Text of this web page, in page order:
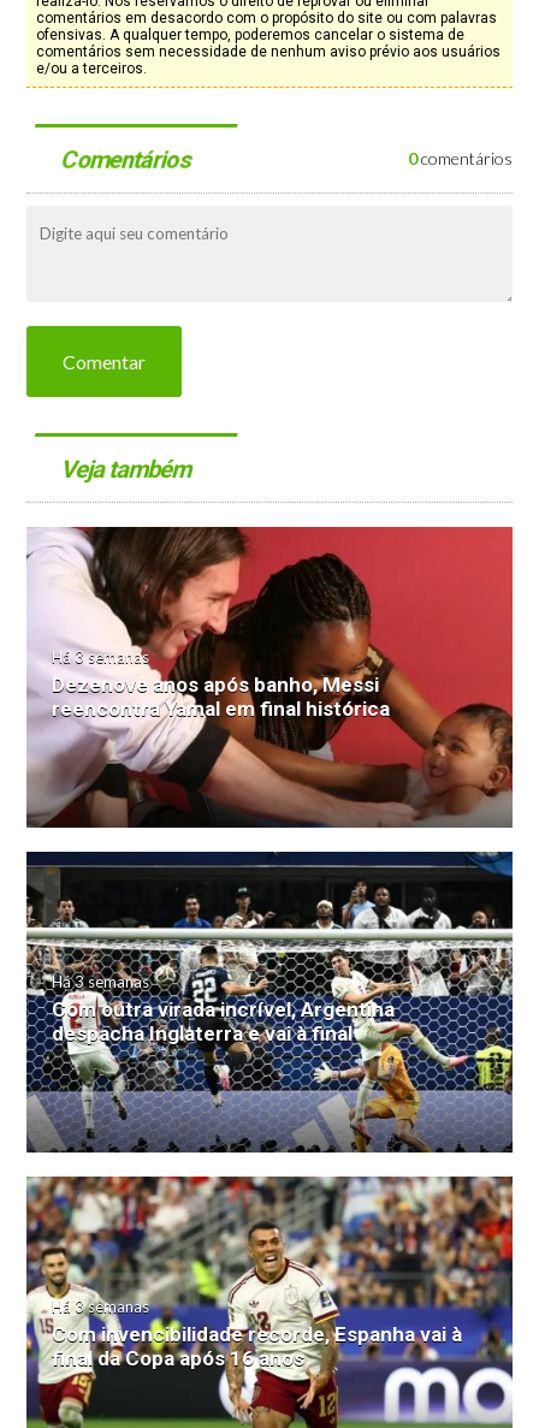
comentários em desacordo com o propósito do site ou com palavras
ofensivas. A qualquer tempo, poderemos cancelar o sistema de
comentários sem necessidade de nenhum aviso prévio aos usuários
e/ou a terceiros.
Comentários 0comentários
Comentar
Veja também
Há 3 semanas
Dezenove anos após banho, Messi
reencontra Yamal em final histórica
Há 3 semanas
Com outra virada incrível, Argentina
despacha Inglaterra e vai à final
Há 3 semanas
Com invencibilidade recorde, Espanha vai à
final da Copa após 16 anos